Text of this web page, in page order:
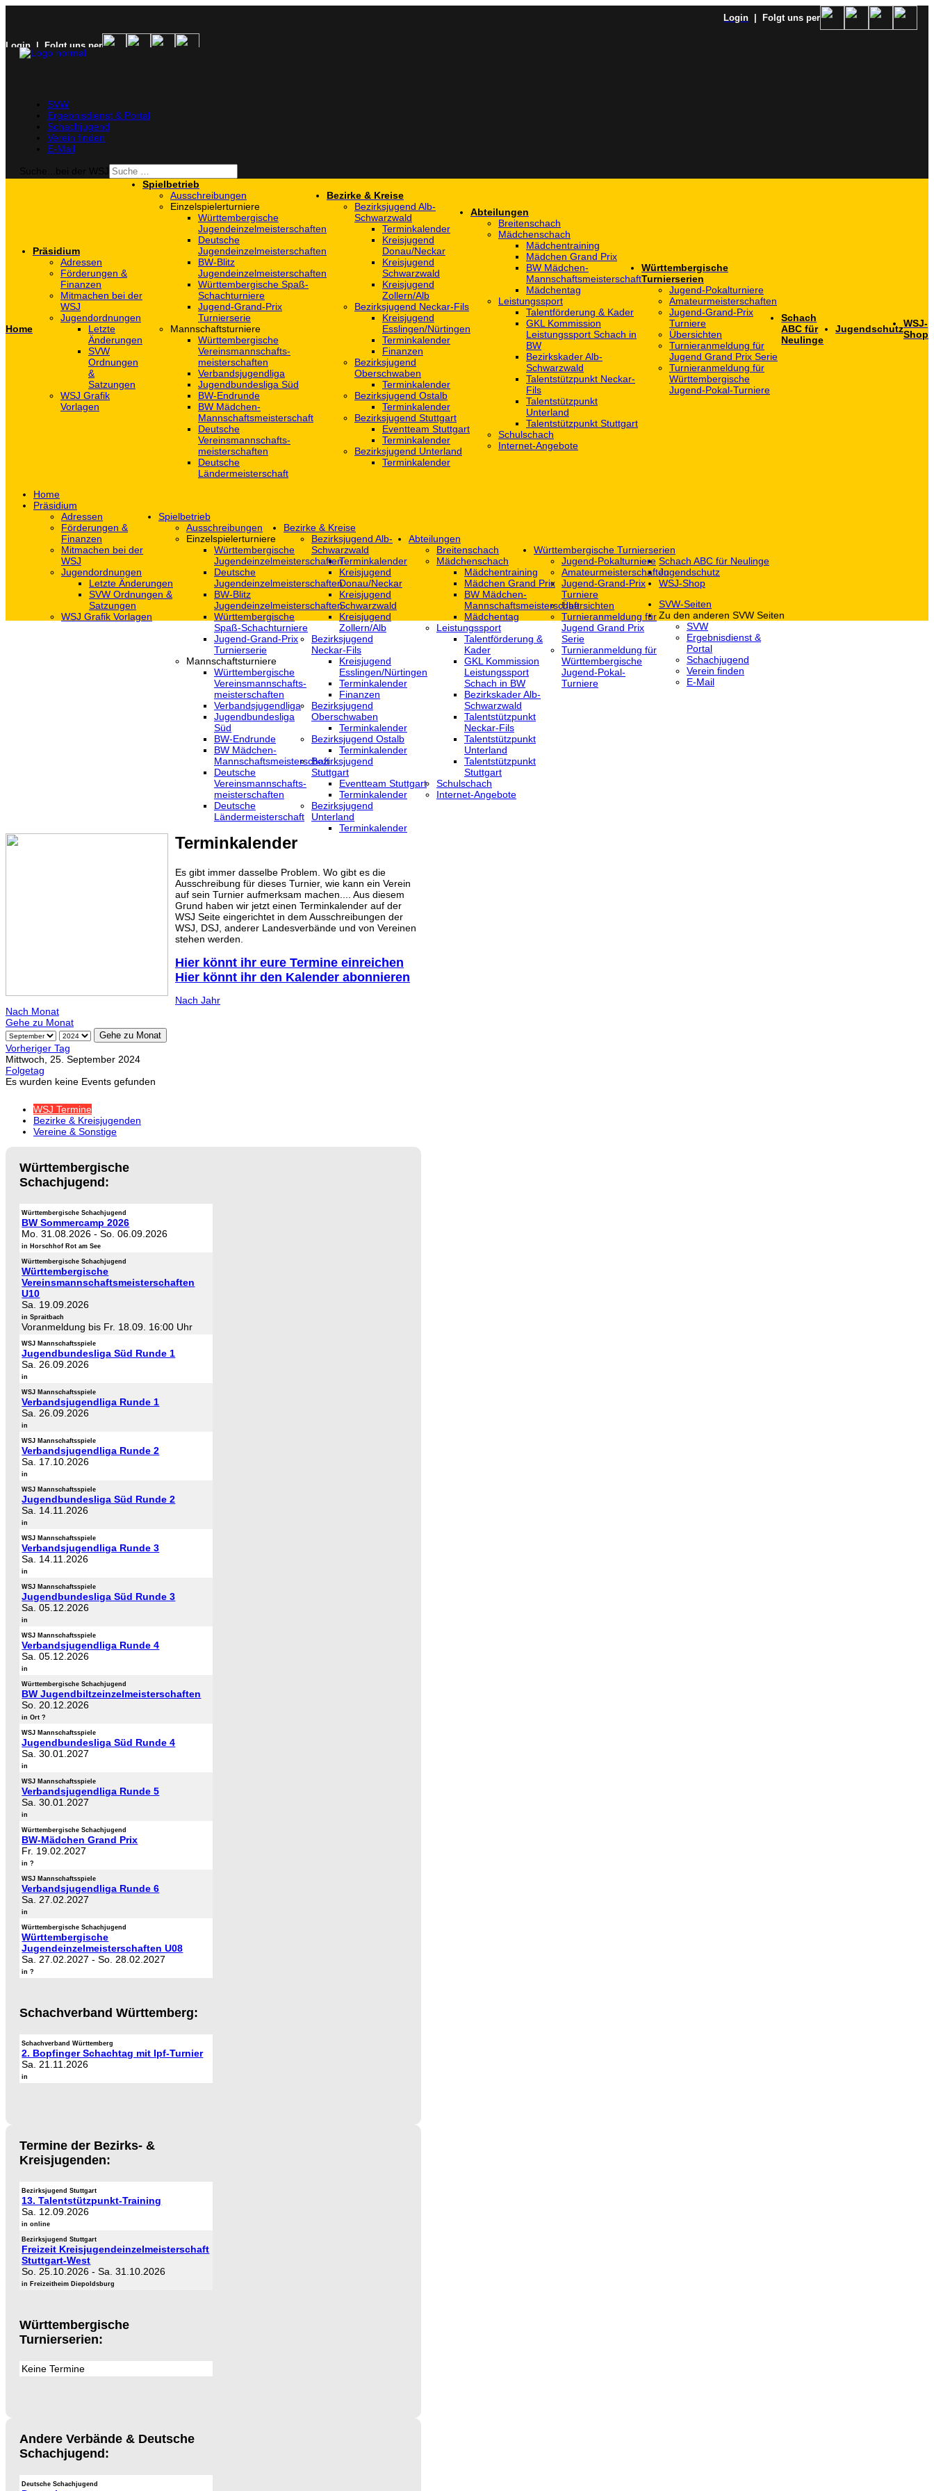
Login | Folgt uns per
Login | Folgt uns per
SVW
Ergebnisdienst & Portal
Schachjugend
Verein finden
E-Mail
Home
Präsidium
Adressen
Förderungen &
Finanzen
Mitmachen bei der
WSJ
Jugendordnungen
Letzte
Änderungen
SVW
Ordnungen
&
Satzungen
WSJ Grafik
Vorlagen
Spielbetrieb
Ausschreibungen
Einzelspielerturniere
Württembergische
Jugendeinzelmeisterschaften
Deutsche
Jugendeinzelmeisterschaften
BW-Blitz
Jugendeinzelmeisterschaften
Württembergische Spaß-
Schachturniere
Jugend-Grand-Prix
Turnierserie
Mannschaftsturniere
Württembergische
Vereinsmannschafts-
meisterschaften
Verbandsjugendliga
Jugendbundesliga Süd
BW-Endrunde
BW Mädchen-
Mannschaftsmeisterschaft
Deutsche
Vereinsmannschafts-
meisterschaften
Deutsche
Ländermeisterschaft
Bezirke & Kreise
Bezirksjugend Alb-
Schwarzwald
Terminkalender
Kreisjugend
Donau/Neckar
Kreisjugend
Schwarzwald
Kreisjugend
Zollern/Alb
Bezirksjugend Neckar-Fils
Kreisjugend
‎Esslingen/Nürtingen
Terminkalender
Finanzen
Bezirksjugend
Oberschwaben
Terminkalender
Bezirksjugend Ostalb
Terminkalender
Bezirksjugend Stuttgart
‎Eventteam Stuttgart
Terminkalender
Bezirksjugend Unterland
Terminkalender
Abteilungen
Breitenschach
Mädchenschach
Mädchentraining
Mädchen Grand Prix
BW Mädchen-
Mannschaftsmeisterschaft
Mädchentag
Leistungssport
Talentförderung & Kader
GKL Kommission
Leistungssport Schach in
BW
Bezirkskader Alb-
Schwarzwald
Talentstützpunkt Neckar-
Fils
Talentstützpunkt
Unterland
Talentstützpunkt Stuttgart
Schulschach
Internet-Angebote
Württembergische
Turnierserien
Jugend-Pokalturniere
Amateurmeisterschaften
Jugend-Grand-Prix
Turniere
Übersichten
Turnieranmeldung für
Jugend Grand Prix Serie
Turnieranmeldung für
Württembergische
Jugend-Pokal-Turniere
Schach
ABC für
Neulinge
JugendschutzWSJ-
Shop
Home
Präsidium
Adressen
Förderungen &
Finanzen
Mitmachen bei der
WSJ
Jugendordnungen
Letzte Änderungen
SVW Ordnungen &
Satzungen
WSJ Grafik Vorlagen
Spielbetrieb
Ausschreibungen
Einzelspielerturniere
Württembergische
Jugendeinzelmeisterschaften
Deutsche
Jugendeinzelmeisterschaften
BW-Blitz
Jugendeinzelmeisterschaften
Württembergische
Spaß-Schachturniere
Jugend-Grand-Prix
Turnierserie
Mannschaftsturniere
Württembergische
Vereinsmannschafts-
meisterschaften
Verbandsjugendliga
Jugendbundesliga
Süd
BW-Endrunde
BW Mädchen-
Mannschaftsmeisterschaft
Deutsche
Vereinsmannschafts-
meisterschaften
Deutsche
Ländermeisterschaft
Bezirke & Kreise
Bezirksjugend Alb-
Schwarzwald
Terminkalender
Kreisjugend
Donau/Neckar
Kreisjugend
Schwarzwald
Kreisjugend
Zollern/Alb
Bezirksjugend
Neckar-Fils
Kreisjugend
‎Esslingen/Nürtingen
Terminkalender
Finanzen
Bezirksjugend
Oberschwaben
Terminkalender
Bezirksjugend Ostalb
Terminkalender
Bezirksjugend
Stuttgart
‎Eventteam Stuttgart
Terminkalender
Bezirksjugend
Unterland
Terminkalender
Abteilungen
Breitenschach
Mädchenschach
Mädchentraining
Mädchen Grand Prix
BW Mädchen-
Mannschaftsmeisterschaft
Mädchentag
Leistungssport
Talentförderung &
Kader
GKL Kommission
Leistungssport
Schach in BW
Bezirkskader Alb-
Schwarzwald
Talentstützpunkt
Neckar-Fils
Talentstützpunkt
Unterland
Talentstützpunkt
Stuttgart
Schulschach
Internet-Angebote
Württembergische Turnierserien
Jugend-Pokalturniere
Amateurmeisterschaften
Jugend-Grand-Prix
Turniere
Übersichten
Turnieranmeldung für
Jugend Grand Prix
Serie
Turnieranmeldung für
Württembergische
Jugend-Pokal-
Turniere
Schach ABC für Neulinge
Jugendschutz
WSJ-Shop
SVW-Seiten
Zu den anderen SVW Seiten
SVW
Ergebnisdienst &
Portal
Schachjugend
Verein finden
E-Mail
Terminkalender
Es gibt immer dasselbe Problem. Wo gibt es die
Ausschreibung für dieses Turnier, wie kann ein Verein
auf sein Turnier aufmerksam machen.... Aus diesem
Grund haben wir jetzt einen Terminkalender auf der
WSJ Seite eingerichtet in dem Ausschreibungen der
WSJ, DSJ, anderer Landesverbände und von Vereinen
stehen werden.
Hier könnt ihr eure Termine einreichen
Hier könnt ihr den Kalender abonnieren
Nach Jahr
Nach Monat
Gehe zu Monat
Gehe zu Monat
Vorheriger Tag
Mittwoch, 25. September 2024
Folgetag
Es wurden keine Events gefunden
WSJ Termine
Bezirke & Kreisjugenden
Vereine & Sonstige
Württembergische
Schachjugend:
Württembergische Schachjugend
BW Sommercamp 2026
Mo. 31.08.2026 -So. 06.09.2026
in Horschhof Rot am See
Württembergische Schachjugend
Württembergische
Vereinsmannschaftsmeisterschaften
U10
Sa. 19.09.2026
in Spraitbach
Voranmeldung bis Fr. 18.09. 16:00 Uhr
WSJ Mannschaftsspiele
Jugendbundesliga Süd Runde 1
Sa. 26.09.2026
in
WSJ Mannschaftsspiele
Verbandsjugendliga Runde 1
Sa. 26.09.2026
in
WSJ Mannschaftsspiele
Verbandsjugendliga Runde 2
Sa. 17.10.2026
in
WSJ Mannschaftsspiele
Jugendbundesliga Süd Runde 2
Sa. 14.11.2026
in
WSJ Mannschaftsspiele
Verbandsjugendliga Runde 3
Sa. 14.11.2026
in
WSJ Mannschaftsspiele
Jugendbundesliga Süd Runde 3
Sa. 05.12.2026
in
WSJ Mannschaftsspiele
Verbandsjugendliga Runde 4
Sa. 05.12.2026
in
Württembergische Schachjugend
BW Jugendbiltzeinzelmeisterschaften
So. 20.12.2026
in Ort ?
WSJ Mannschaftsspiele
Jugendbundesliga Süd Runde 4
Sa. 30.01.2027
in
WSJ Mannschaftsspiele
Verbandsjugendliga Runde 5
Sa. 30.01.2027
in
Württembergische Schachjugend
BW-Mädchen Grand Prix
Fr. 19.02.2027
in ?
WSJ Mannschaftsspiele
Verbandsjugendliga Runde 6
Sa. 27.02.2027
in
Württembergische Schachjugend
Württembergische
Jugendeinzelmeisterschaften U08
Sa. 27.02.2027 -So. 28.02.2027
in ?
Schachverband Württemberg:
Schachverband Württemberg
2. Bopfinger Schachtag mit Ipf-Turnier
Sa. 21.11.2026
in
Termine der Bezirks- &
Kreisjugenden:
Bezirksjugend Stuttgart
13. Talentstützpunkt-Training
Sa. 12.09.2026
in online
Bezirksjugend Stuttgart
Freizeit Kreisjugendeinzelmeisterschaft
Stuttgart-West
So. 25.10.2026 -Sa. 31.10.2026
in Freizeitheim Diepoldsburg
Württembergische
Turnierserien:
Keine Termine
Andere Verbände & Deutsche
Schachjugend:
Deutsche Schachjugend